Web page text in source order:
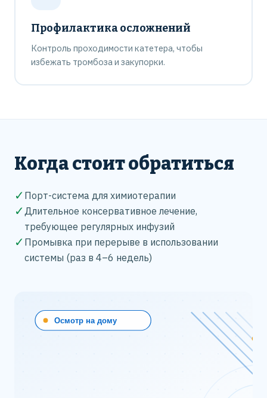
Профилактика осложнений
Контроль проходимости катетера, чтобы
избежать тромбоза и закупорки.
Когда стоит обратиться
✓ Порт-система для химиотерапии
✓Длительное консервативное лечение,
требующее регулярных инфузий
✓ Промывка при перерыве в использовании
системы (раз в 4–6 недель)